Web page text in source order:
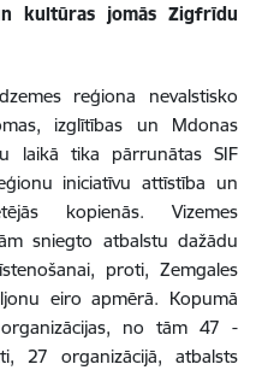
kultūras jomās Zigfrīdu
reģiona nevalstisko
izglītības un Mdonas
laikā tika pārrunātas SIF
iniciatīvu attīstība un
kopienās. Vizemes
sniegto atbalstu dažādu
proti, Zemgales
eiro apmērā. Kopumā
no tām 47 -
27 organizācijā, atbalsts